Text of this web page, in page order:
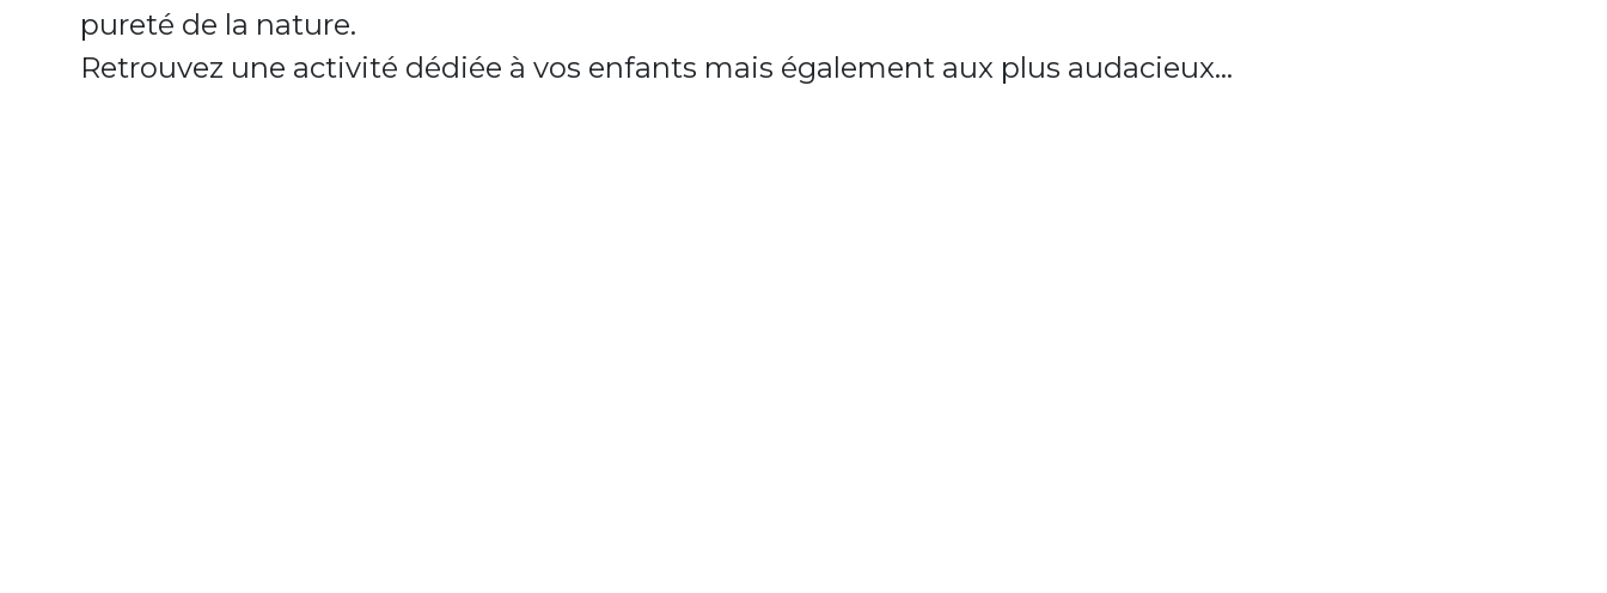
pureté de la nature.
Retrouvez une activité dédiée à vos enfants mais également aux plus audacieux…